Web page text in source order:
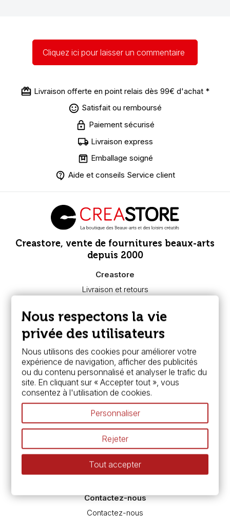
Cliquez ici pour laisser un commentaire
Livraison offerte en point relais dès 99€ d'achat *
Satisfait ou remboursé
Paiement sécurisé
Livraison express
Emballage soigné
Aide et conseils Service client
Creastore, vente de fournitures beaux-arts
depuis 2000
Creastore
Livraison et retours
Paiement sécurisé
FAQ
Boutique à Angers
Services
Carte fidélité & avantages
Chèque cadeau, bon cadeaux
Devis & bon de commande
Pass culture - mode d'emploi
Nos promotions en cours
Espace conseils
L’aquarelle en tubes ou en godets ?
Le vocabulaire technique de l’aquarelle
Différence entre peinture Fine et Extra-fine
Préparer une toile pour peinture à l'huile et acrylique
Contactez-nous
Contactez-nous
Nous respectons la vie
privée des utilisateurs
Nous utilisons des cookies pour améliorer votre
expérience de navigation, afficher des publicités
ou du contenu personnalisé et analyser le trafic du
site. En cliquant sur « Accepter tout », vous
consentez à l'utilisation de cookies.
Personnaliser
Rejeter
Tout accepter